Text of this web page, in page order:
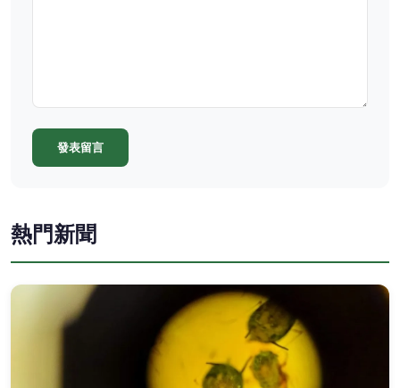
發表留言
熱門新聞